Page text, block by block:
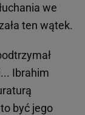
we
ten wątek.
Ibrahim
być jego